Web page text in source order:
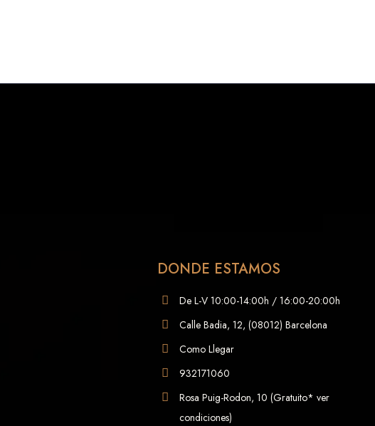
DONDE ESTAMOS
De L-V 10:00-14:00h / 16:00-20:00h
Calle Badia, 12, (08012) Barcelona
Como Llegar
932171060
Rosa Puig-Rodon, 10 (Gratuito* ver
condiciones)